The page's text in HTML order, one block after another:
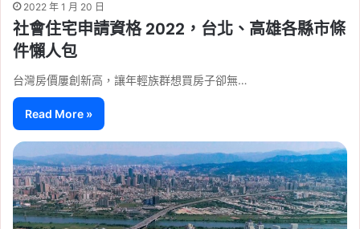
2022 年 1 月 20 日
社會住宅申請資格 2022，台北、高雄各縣市條
件懶人包
台灣房價屢創新高，讓年輕族群想買房子卻無…
Read More »